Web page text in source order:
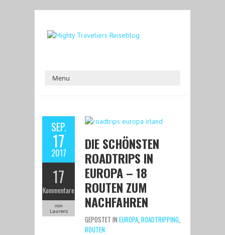
SEP.
17
2017
17
Kommentare
von
Laurens
DIE SCHÖNSTEN
ROADTRIPS IN
EUROPA – 18
ROUTEN ZUM
NACHFAHREN
GEPOSTET IN EUROPA, ROADTRIPPING,
ROUTEN